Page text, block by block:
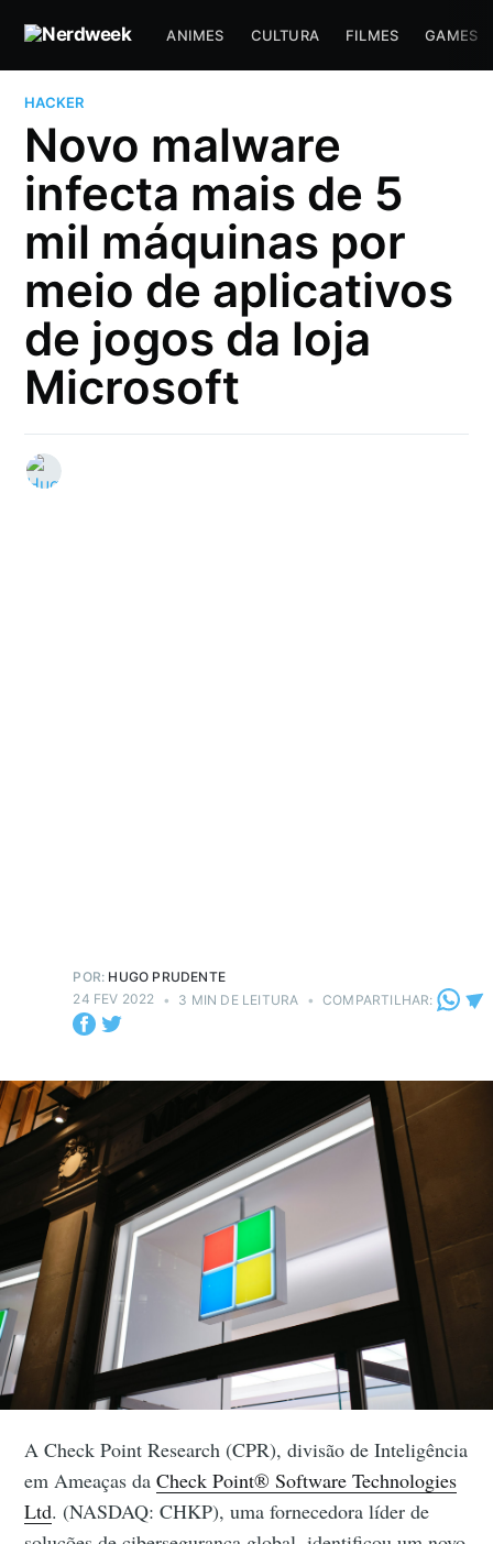
ANIMES CULTURA FILMES GAMES
HACKER
Novo malware
infecta mais de 5
mil máquinas por
meio de aplicativos
de jogos da loja
Microsoft
POR: HUGO PRUDENTE
24 FEV 2022 • 3 MIN DE LEITURA • COMPARTILHAR:
A Check Point Research (CPR), divisão de Inteligência
em Ameaças daCheck Point® Software Technologies
Ltd. (NASDAQ: CHKP), uma fornecedora líder de